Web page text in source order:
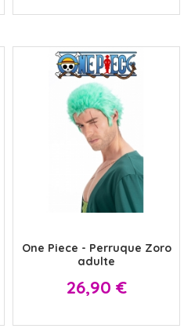
One Piece - Perruque Zoro
adulte
Prix
26,90 €